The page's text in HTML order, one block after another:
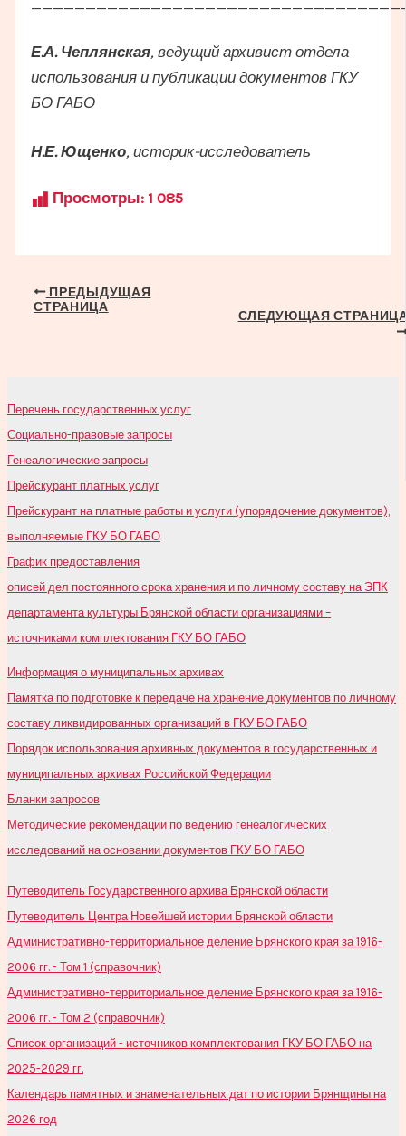
Е.А. Чеплянская, ведущий архивист отдела
использования и публикации документов ГКУ
БО ГАБО
Н.Е. Ющенко, историк-исследователь
Просмотры: 1 085
Навигация
ПРЕДЫДУЩАЯ
СТРАНИЦА
СЛЕДУЮЩАЯ
Перечень государственных услуг
Социально-правовые запросы
Генеалогические запросы
Прейскурант платных услуг
Прейскурант на платные работы и услуги (упорядочение документов),
выполняемые ГКУ БО ГАБО
График предоставления
описей дел постоянного срока хранения и по личному составу на ЭПК
департамента культуры Брянской области организациями –
источниками комплектования ГКУ БО ГАБО
Информация о муниципальных архивах
Памятка по подготовке к передаче на хранение документов по личному
составу ликвидированных организаций в ГКУ БО ГАБО
Порядок использования архивных документов в государственных и
муниципальных архивах Российской Федерации
Бланки запросов
Методические рекомендации по ведению генеалогических
исследований на основании документов ГКУ БО ГАБО
Путеводитель Государственного архива Брянской области
Путеводитель Центра Новейшей истории Брянской области
Административно-территориальное деление Брянского края за 1916-
2006 гг. - Том 1 (справочник)
Административно-территориальное деление Брянского края за 1916-
2006 гг. - Том 2 (справочник)
Список организаций - источников комплектования ГКУ БО ГАБО на
2025-2029 гг.
Календарь памятных и знаменательных дат по истории Брянщины на
2026 год